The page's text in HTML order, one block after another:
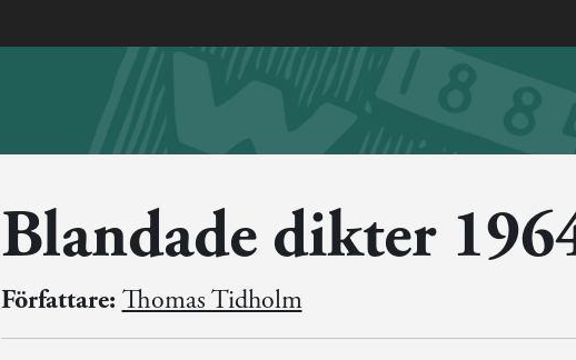
Blandade dikter
Författare: Thomas Tidholm